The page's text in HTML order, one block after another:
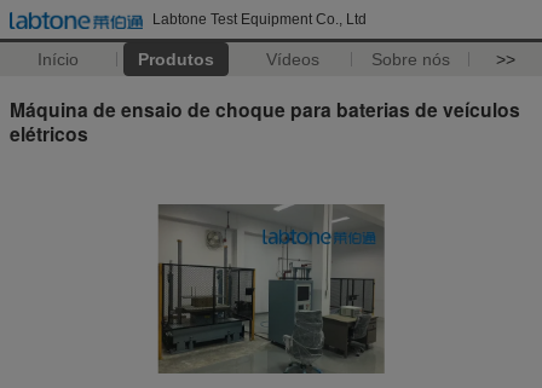
Labtone Test Equipment Co., Ltd
Início Produtos Vídeos Sobre nós >>
Máquina de ensaio de choque para baterias de veículos
elétricos